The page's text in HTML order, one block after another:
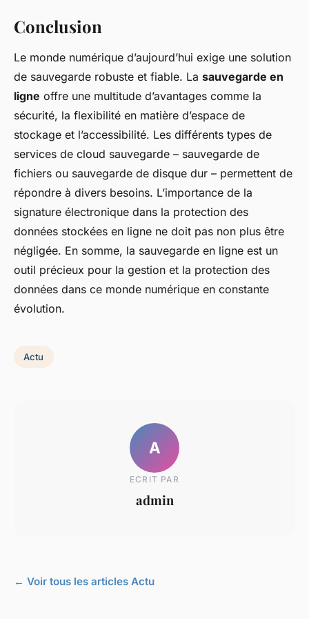
Conclusion
Le monde numérique d’aujourd’hui exige une solution
de sauvegarde robuste et fiable. La sauvegarde en
ligne offre une multitude d’avantages comme la
sécurité, la flexibilité en matière d’espace de
stockage et l’accessibilité. Les différents types de
services de cloud sauvegarde – sauvegarde de
fichiers ou sauvegarde de disque dur – permettent de
répondre à divers besoins. L’importance de la
signature électronique dans la protection des
données stockées en ligne ne doit pas non plus être
négligée. En somme, la sauvegarde en ligne est un
outil précieux pour la gestion et la protection des
données dans ce monde numérique en constante
évolution.
Actu
A
ECRIT PAR
admin
← Voir tous les articles Actu